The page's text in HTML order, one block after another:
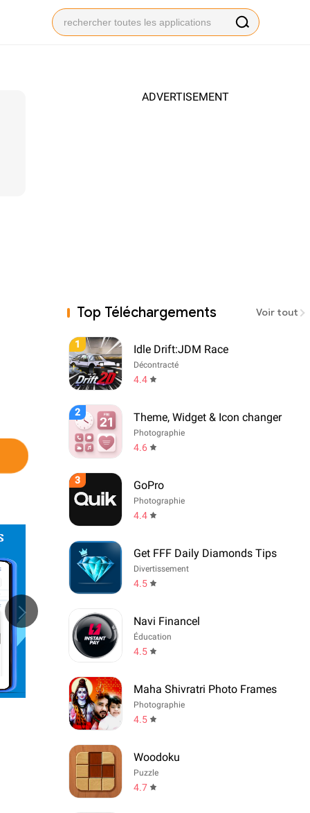
ADVERTISEMENT
Top Téléchargements Voir tout
1 Idle Drift:JDM Race
Décontracté
4.4
2 Theme, Widget & Icon changer
Photographie
4.6
3 GoPro
Photographie
4.4
Get FFF Daily Diamonds Tips
Divertissement
4.5
Navi Financel
Éducation
4.5
Maha Shivratri Photo Frames
Photographie
4.5
Woodoku
Puzzle
4.7